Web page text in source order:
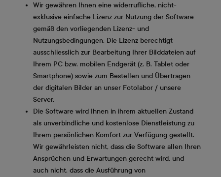
Wir gewähren Ihnen eine widerrufliche, nicht-
exklusive einfache Lizenz zur Nutzung der Software
gemäß den vorliegenden Lizenz- und
Nutzungsbedingungen. Die Lizenz berechtigt
ausschliesslich zur Bearbeitung Ihrer Bilddateien auf
Ihrem PC bzw. mobilen Endgerät (z. B. Tablet oder
Smartphone) sowie zum Bestellen und Übertragen
der digitalen Bilder an unser Fotolabor / unsere
Server.
Die Software wird Ihnen in ihrem aktuellen Zustand
als unverbindliche und kostenlose Dienstleistung zu
Ihrem persönlichen Komfort zur Verfügung gestellt.
Wir gewährleisten nicht, dass die Software allen Ihren
Ansprüchen und Erwartungen gerecht wird, und
auch nicht, dass die Ausführung von